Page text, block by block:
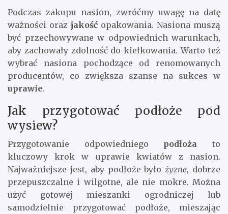
Podczas zakupu nasion, zwróćmy uwagę na datę
ważności oraz jakość opakowania. Nasiona muszą
być przechowywane w odpowiednich warunkach,
aby zachowały zdolność do kiełkowania. Warto też
wybrać nasiona pochodzące od renomowanych
producentów, co zwiększa szanse na sukces w
uprawie.
Jak przygotować podłoże pod
wysiew?
Przygotowanie odpowiedniego podłoża to
kluczowy krok w uprawie kwiatów z nasion.
Najważniejsze jest, aby podłoże było żyzne, dobrze
przepuszczalne i wilgotne, ale nie mokre. Można
użyć gotowej mieszanki ogrodniczej lub
samodzielnie przygotować podłoże, mieszając